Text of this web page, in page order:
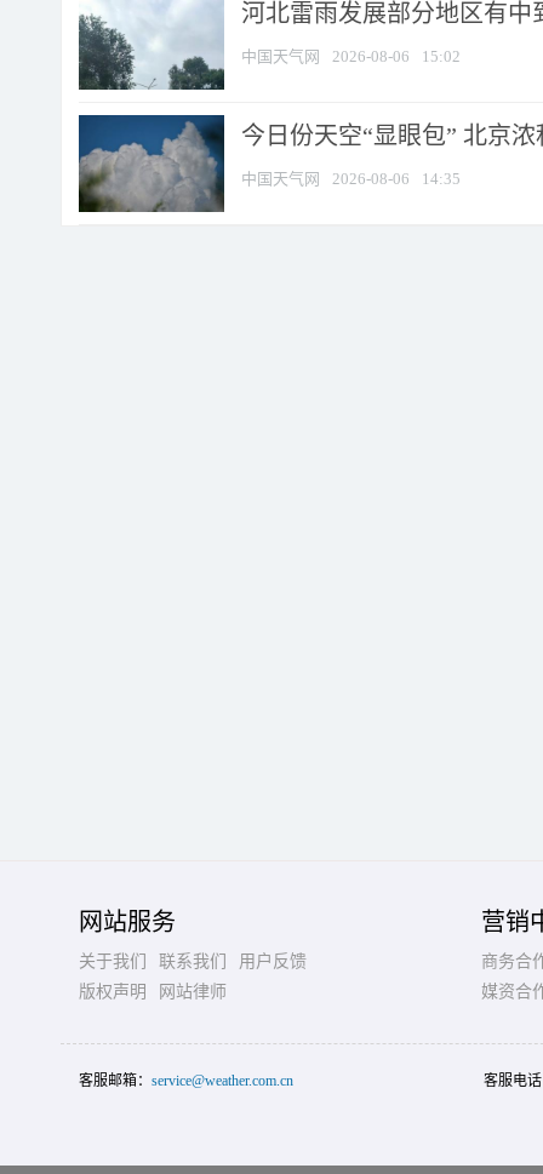
河北雷雨发展部分地区有中
中国天气网 2026-08-06 15:02
今日份天空“显眼包” 北京
中国天气网 2026-08-06 14:35
网站服务
关于我们 联系我们
用户反馈
版权声明
网站律师
营销
商务合
媒资合
客服邮箱： service@weather.com.cn 客服电